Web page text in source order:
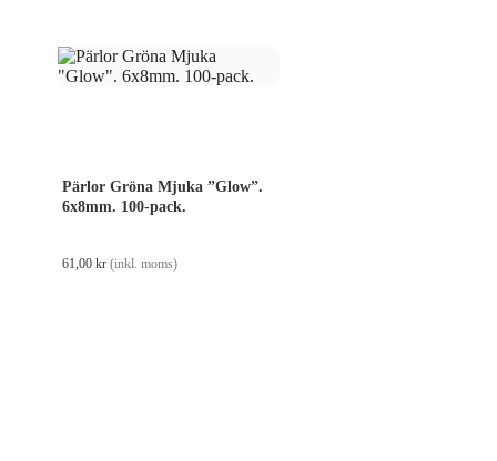
Pärlor Gröna Mjuka ”Glow”.
6x8mm. 100-pack.
61,00 kr (inkl. moms)